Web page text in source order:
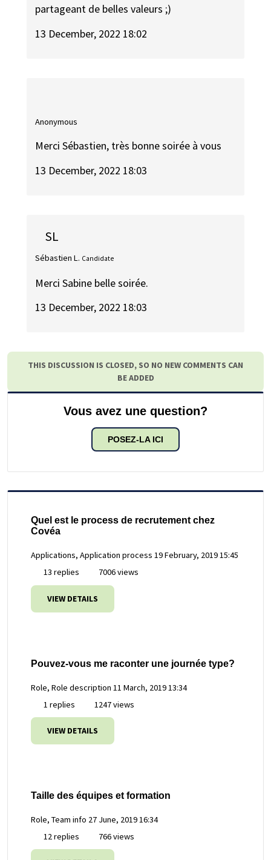
partageant de belles valeurs ;)
13 December, 2022 18:02
Anonymous
Merci Sébastien, très bonne soirée à vous
13 December, 2022 18:03
SL
Sébastien L. Candidate
Merci Sabine belle soirée.
13 December, 2022 18:03
THIS DISCUSSION IS CLOSED, SO NO NEW COMMENTS CAN
BE ADDED
Vous avez une question?
POSEZ-LA ICI
Quel est le process de recrutement chez
Covéa
Applications, Application process 19 February, 2019 15:45
13 replies
7006 views
VIEW DETAILS
Pouvez-vous me raconter une journée type?
Role, Role description 11 March, 2019 13:34
1 replies
1247 views
VIEW DETAILS
Taille des équipes et formation
Role, Team info 27 June, 2019 16:34
12 replies
766 views